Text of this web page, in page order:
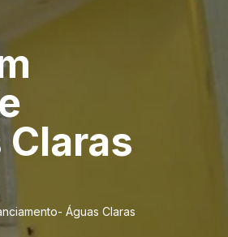
Águas Claras